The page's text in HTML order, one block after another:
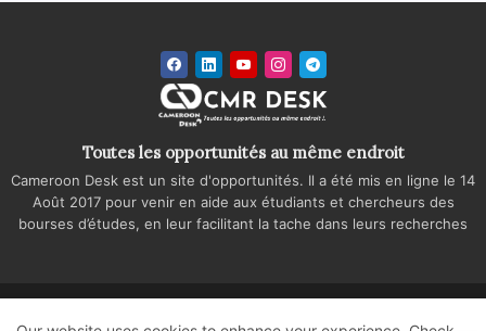
Toutes les opportunités au même endroit
Cameroon Desk est un site d'opportunités. Il a été mis en ligne le 14
Août 2017 pour venir en aide aux étudiants et chercheurs des
bourses d’études, en leur facilitant la tache dans leurs recherches